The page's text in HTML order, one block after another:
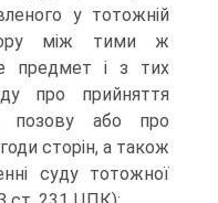
у тотожній
між тими ж
предмет і з тих
про прийняття
позову або про
сторін, а також
суду тотожної